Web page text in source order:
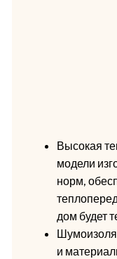
Высокая
модели
норм,
дом будет
и